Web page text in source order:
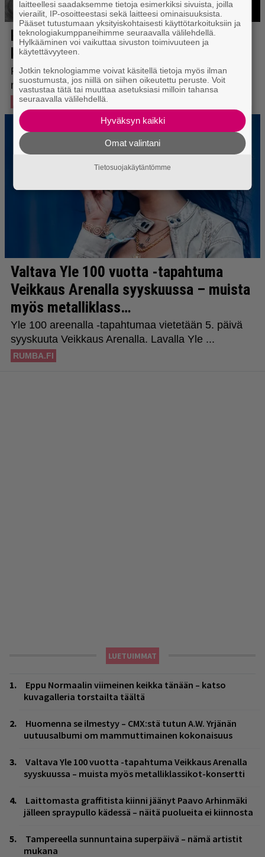
LUETUIMMAT
Eppu Normaalin viimeinen keikka tänään – katso
kuvagalleria torstailta täältä
Huomenna se ilmestyy – CMX:stä tutun A.W. Yrjänän
uutuusalbumi om mammuttimainen kokonaisuus
Valtava Yle 100 vuotta -tapahtuma Veikkaus Arenalla
syyskuussa – muista myös metalliklassikot-konsertti
Laittomasta graffitista kiinni jäänyt Paavo Arhinmäki
jälleen spraypullo kädessä – näitä puolueita ei kiinnosta
Tampereella sunnuntaina superpäivä – nämä artistit
mukana
laitteellesi saadaksemme tietoja esimerkiksi sivuista, joilla
vierailit, IP-osoitteestasi sekä laitteesi ominaisuuksista.
Pääset tutustumaan yksityiskohtaisesti käyttötarkoituksiin ja
teknologiakumppaneihimme seuraavalla välilehdellä.
Hylkääminen voi vaikuttaa sivuston toimivuuteen ja
käytettävyyteen.
Jotkin teknologiamme voivat käsitellä tietoja myös ilman
suostumusta, jos niillä on siihen oikeutettu peruste. Voit
vastustaa tätä tai muuttaa asetuksiasi milloin tahansa
seuraavalla välilehdellä.
Hyväksyn kaikki
Omat valintani
Tietosuojakäytäntömme